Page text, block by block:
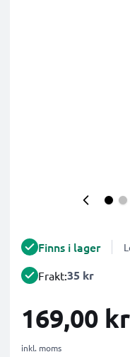
Finns i lager
Frakt:35 kr
169,00 kr
inkl. moms